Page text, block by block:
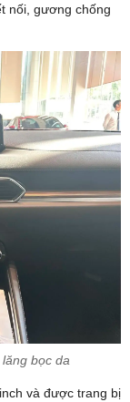
nối, gương chống
bọc da
và được trang bị